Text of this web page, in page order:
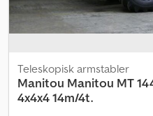
Teleskopisk armstabler
Manitou Manitou MT
4x4x4 14m/4t.